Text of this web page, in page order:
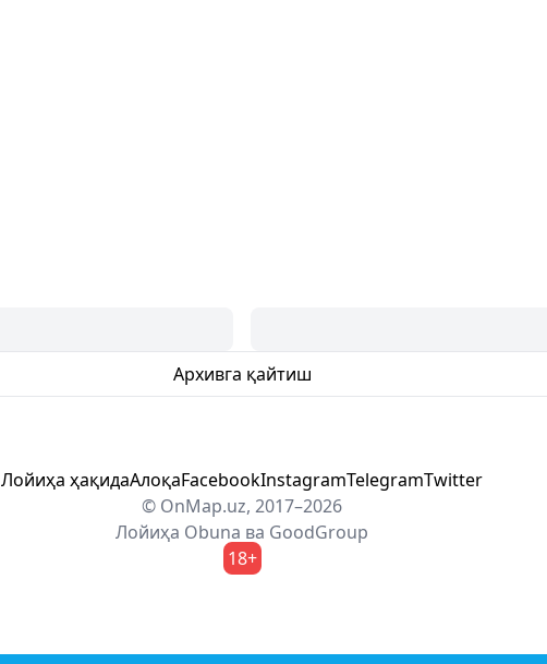
Архивга қайтиш
Лойиҳа ҳақидаАлоқаFacebookInstagramTelegramTwitter
© OnMap.uz, 2017–2026
Лойиҳа Obuna ва GoodGroup
18+